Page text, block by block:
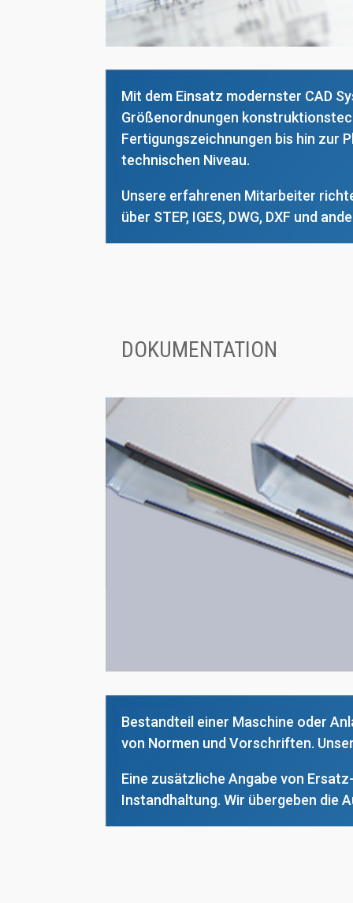
Mit dem Einsatz modernster CAD
Größenordnungen
Fertigungszeichnungen bis hin zur
technischen Niveau.
Unsere erfahrenen Mitarbeiter
über STEP, IGES, DWG, DXF und
DOKUMENTATION
Bestandteil einer Maschine oder
von Normen und Vorschriften.
Eine zusätzliche Angabe von
Instandhaltung. Wir übergeben die